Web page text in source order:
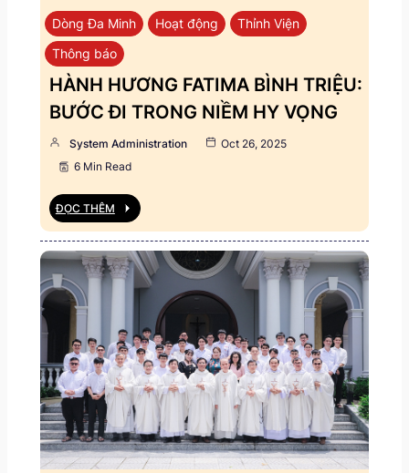
Dòng Đa Minh Hoạt động
Thỉnh Viện
Thông báo
HÀNH HƯƠNG FATIMA BÌNH TRIỆU:
BƯỚC ĐI TRONG NIỀM HY VỌNG
System Administration
Oct 26, 2025
6 Min Read
ĐỌC THÊM